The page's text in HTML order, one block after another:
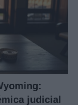
judicial